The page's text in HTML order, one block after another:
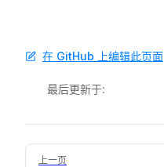
在 GitHub 上编辑此页面
最后更新于:
Pager
上一页